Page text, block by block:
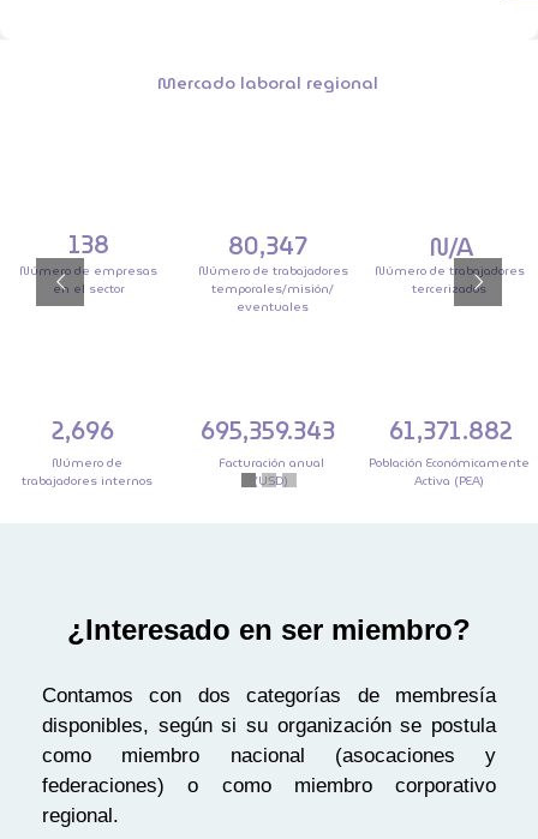
Número de empresas
en el sector
80,347 N/A
61,371.882
695,359.343
2,696
Mercado laboral regional
138
Número de trabajadores
temporales/misión/
eventuales
Número de trabajadores
tercerizados
Número de
trabajadores internos
Facturación anual
(USD)
Población Económicamente
Activa (PEA)
¿Interesado en ser miembro?
Contamos con dos categorías de membresía
disponibles, según si su organización se postula
como miembro nacional (asocaciones y
federaciones) o como miembro corporativo
regional.